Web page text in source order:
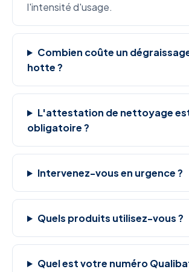
l'intensité d'usage.
Combien coûte un
hotte ?
L'attestation de nettoyage
obligatoire ?
Intervenez-vous en urgence ?
Quels produits utilisez-vous ?
Quel est votre numéro